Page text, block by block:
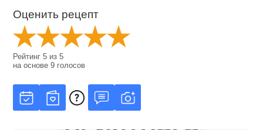
Оценить рецепт
Рейтинг5 из5
на основе9 голосов